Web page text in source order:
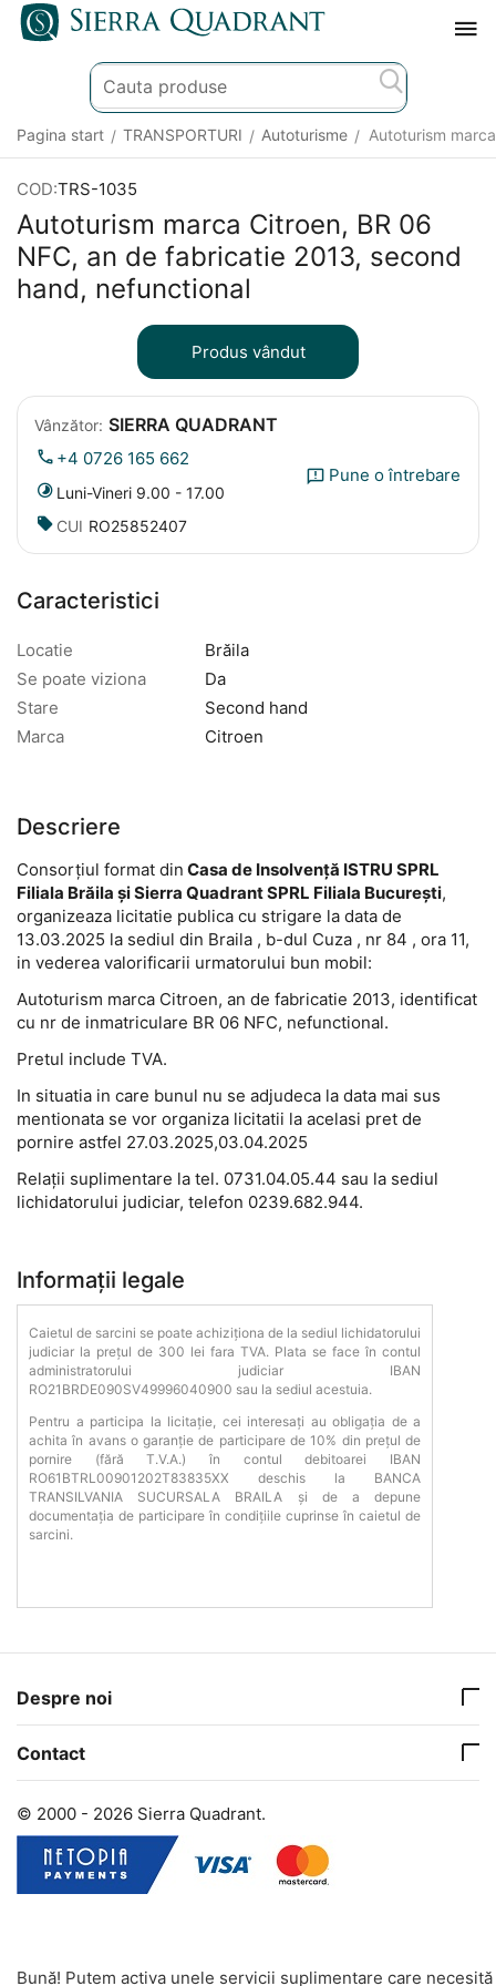
Pagina start / TRANSPORTURI / Autoturisme / Autoturism
COD:TRS-1035
Autoturism marca Citroen, BR 06
NFC, an de fabricatie 2013, second
hand, nefunctional
Produs vândut
Vânzător: SIERRA QUADRANT
+4 0726 165 662
Luni-Vineri 9.00 - 17.00
CUI RO25852407
Pune o întrebare
Caracteristici
Locatie
Brăila
Se poate viziona
Da
Stare
Second hand
Marca
Citroen
Descriere
Consorțiul format din Casa de Insolvență ISTRU SPRL
Filiala Brăila și Sierra Quadrant SPRL Filiala București,
organizeaza licitatie publica cu strigare la data de
13.03.2025 la sediul din Braila , b-dul Cuza , nr 84 , ora 11,
in vederea valorificarii urmatorului bun mobil:
Autoturism marca Citroen, an de fabricatie 2013, identificat
cu nr de inmatriculare BR 06 NFC, nefunctional.
Pretul include TVA.
In situatia in care bunul nu se adjudeca la data mai sus
mentionata se vor organiza licitatii la acelasi pret de
pornire astfel 27.03.2025,03.04.2025
Relații suplimentare la tel. 0731.04.05.44 sau la sediul
lichidatorului judiciar, telefon 0239.682.944.
Informații legale
Caietul de sarcini se poate achiziționa de la sediul lichidatorului
judiciar la prețul de 300 lei fara TVA. Plata se face în contul
administratorului judiciar IBAN
RO21BRDE090SV49996040900 sau la sediul acestuia.
Pentru a participa la licitație, cei interesați au obligația de a
achita în avans o garanție de participare de 10% din prețul de
pornire (fără T.V.A.) în contul debitoarei IBAN
RO61BTRL00901202T83835XX deschis la BANCA
TRANSILVANIA SUCURSALA BRAILA și de a depune
documentația de participare în condițiile cuprinse în caietul de
sarcini.
Despre noi
Contact
© 2000 - 2026 Sierra Quadrant.
Bună! Putem activa unele servicii suplimentare care necesită